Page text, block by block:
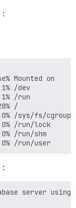
Mounted on
/dev
/run
/
/sys/fs/cgroup
/run/lock
/run/shm
server using: